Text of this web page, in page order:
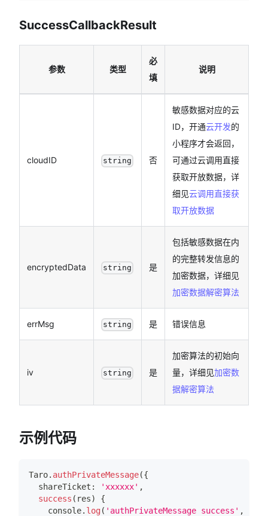
SuccessCallbackResult
参数 类型
必
填
说明
cloudID string 否
敏感数据对应的云
ID，开通云开发的
小程序才会返回，
可通过云调用直接
获取开放数据，详
细见云调用直接获
取开放数据
encryptedData string 是
包括敏感数据在内
的完整转发信息的
加密数据，详细见
加密数据解密算法
errMsg string 是 错误信息
iv string 是
加密算法的初始向
量，详细见加密数
据解密算法
示例代码
Taro. authPrivateMessage({
  shareTicket
: 'xxxxxx' ,
success ( res)
{
console. log( 'authPrivateMessage success' ,